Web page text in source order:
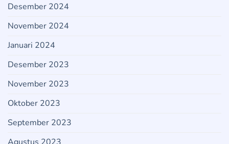
Desember 2024
November 2024
Januari 2024
Desember 2023
November 2023
Oktober 2023
September 2023